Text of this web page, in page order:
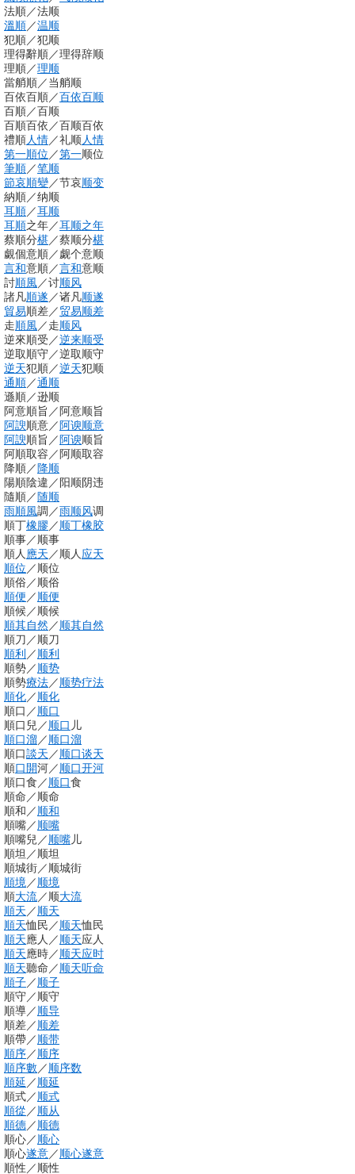
法順／法顺
溫順／温顺
犯順／犯顺
理得辭順／理得辞顺
理順／理顺
當艄順／当艄顺
百依百順／百依百顺
百順／百顺
百順百依 ／百顺百依
禮順人情／礼顺人情
第一順位 ／第一顺位
筆順／笔顺
節哀順變／节哀顺变
納順／纳顺
耳順／耳顺
耳順之年／耳顺之年
蔡順分椹／蔡顺分椹
覷個意順／觑个意顺
言和意順／言和意顺
討順風／讨顺风
諸凡順遂 ／诸凡顺遂
貿易 順差／贸易顺差
走順風／走顺风
逆來順受 ／逆来顺受
逆取順守／逆取顺守
逆天犯順／逆天犯顺
通順／通顺
遜順／逊顺
阿意順旨 ／ 阿意顺旨
阿諛 順意／ 阿谀顺意
阿諛 順旨 ／ 阿谀顺旨
阿順取容 ／ 阿顺取容
降順／ 降顺
陽順陰違 ／阳顺阴违
隨順／随顺
雨順風調 ／雨顺风调
順丁橡膠／顺丁橡胶
順事／顺事
順人 應天 ／顺人 应天
順位 ／顺位
順俗／顺俗
順便 ／顺便
順候／顺候
順其自然 ／顺其自然
順刀 ／顺刀
順利 ／顺利
順勢／顺势
順勢療法／顺势疗法
順化／顺化
順口 ／顺口
順口兒 ／顺口 儿
順口溜／顺口溜
順口談天 ／顺口谈天
順口開河／顺口开河
順口食 ／顺口食
順命 ／顺命
順和 ／顺和
順嘴／顺嘴
順嘴兒 ／顺嘴儿
順坦 ／顺坦
順城街／顺城街
順境 ／顺境
順大流／顺大流
順天 ／顺天
順天恤民 ／顺天恤民
順天應人 ／顺天应人
順天應時／顺天应时
順天聽命 ／顺天听命
順子／顺子
順守／顺守
順導／顺导
順差／顺差
順帶／顺带
順序／顺序
順序數／顺序数
順延 ／顺延
順式／顺式
順從 ／顺从
順德／顺德
順心／顺心
順心遂意／顺心遂意
順性 ／顺性